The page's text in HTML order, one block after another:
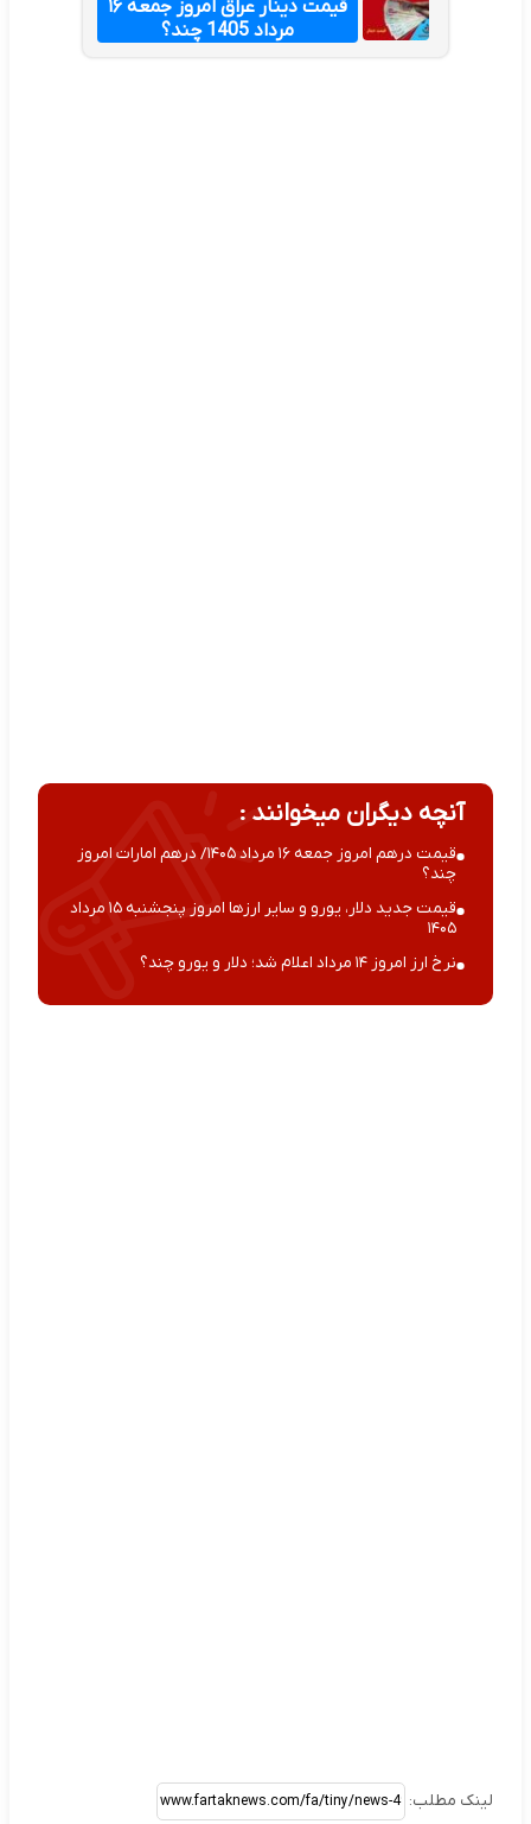
قیمت دینار عراق امروز جمعه ۱۶
مرداد 1405 چند؟
آنچه دیگران میخوانند :
قیمت درهم امروز جمعه ۱۶ مرداد ۱۴۰۵/ درهم امارات امروز
چند؟
قیمت جدید دلار، یورو و سایر ارزها امروز پنجشنبه ۱۵ مرداد
۱۴۰۵
نرخ ارز امروز ۱۴ مرداد اعلام شد؛ دلار و یورو چند؟
لینک مطلب: